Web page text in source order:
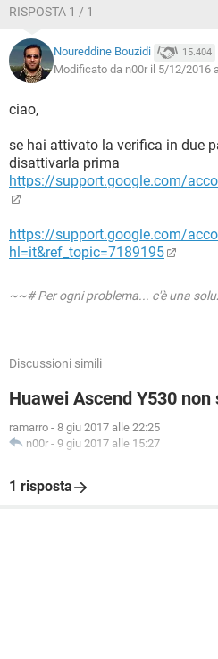
RISPOSTA 1 / 1
Noureddine Bouzidi 15.404
Modificato da n00r il 5/12/2016
ciao,
se hai attivato la verifica in due
disattivarla prima
https://support.google.com/
https://support.google.com/
hl=it&ref_topic=7189195
~~# Per ogni problema... c'è una
Discussioni simili
Huawei Ascend Y530
ramarro - 8 giu 2017 alle 22:25
n00r - 9 giu 2017 alle 15:27
1 risposta